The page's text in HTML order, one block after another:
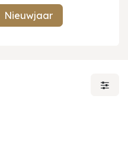
Nieuwjaar